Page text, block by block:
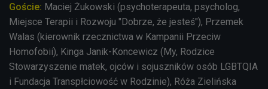
Goście: Maciej Żukowski (psychoterapeuta, psycholog,
Miejsce Terapii i Rozwoju "Dobrze, że jesteś"), Przemek
Walas (kierownik rzecznictwa w Kampanii Przeciw
Homofobii), Kinga Janik-Koncewicz (My, Rodzice
Stowarzyszenie matek, ojców i sojuszników osób LGBTQIA
i Fundacja Transpłciowość w Rodzinie), Róża Zielińska